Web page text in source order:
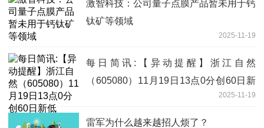
激智科技：公司量子点膜产品暂未用于钙
钛矿等领域
2025-11-19
每日简讯:【异动提醒】浙江自然
（605080）11月19日13点0分创60日新
2025-11-19
雷军为什么越来越招人烦了？